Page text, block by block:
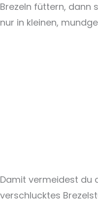
Brezeln füttern, dann
nur in kleinen,
Damit vermeidest du
verschlucktes